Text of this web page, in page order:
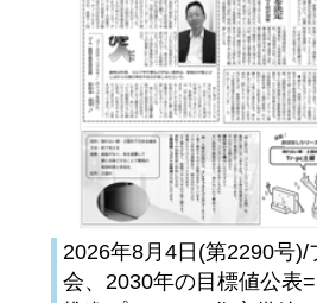
2026年8月4日(第2290号)/
会、2030年の目標値公表